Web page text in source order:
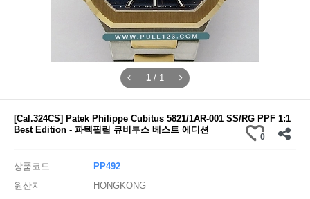
1 / 1
[Cal.324CS] Patek Philippe Cubitus 5821/1AR-001 SS/RG PPF 1:1
Best Edition - 파텍필립 큐비투스 베스트 에디션
0
상품코드
PP492
원산지
HONGKONG